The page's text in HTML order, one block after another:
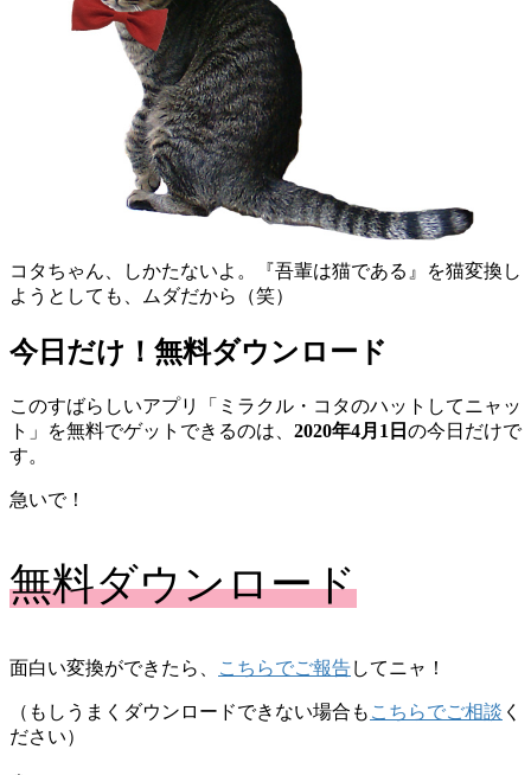
コタちゃん、しかたないよ。『吾輩は猫である』を猫変換し
ようとしても、ムダだから（笑）
今日だけ！無料ダウンロード
このすばらしいアプリ「ミラクル・コタのハットしてニャッ
ト」を無料でゲットできるのは、 2020年4月1日 の今日だけで
す。
急いで！
無料ダウンロード
面白い変換ができたら、 こちらでご報告してニャ！
（もしうまくダウンロードできない場合も こちらでご相談 く
ださい）